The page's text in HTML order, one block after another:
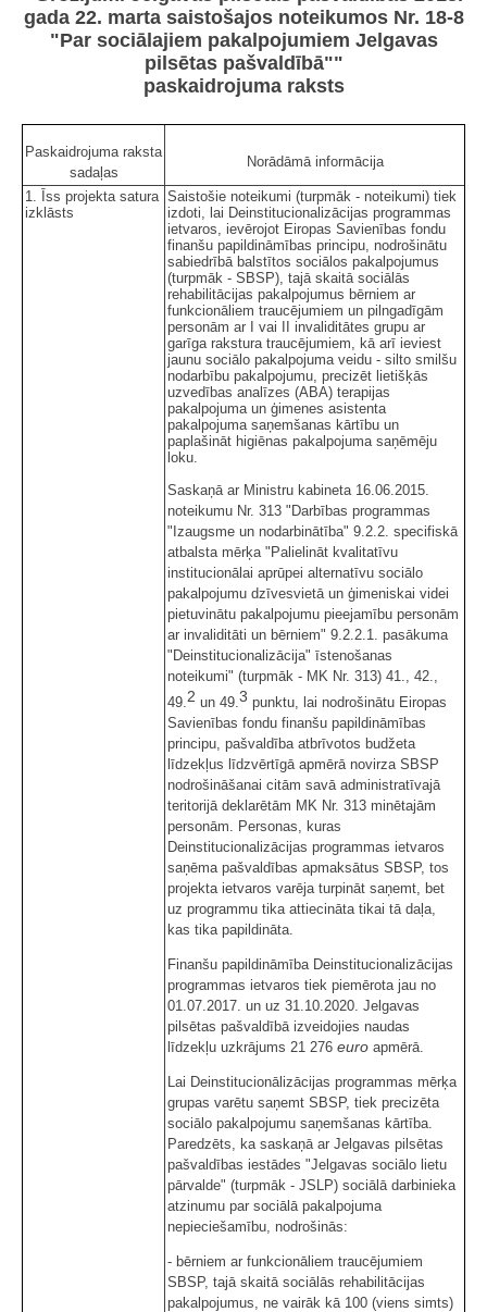
gada 22. marta saistošajos noteikumos Nr. 18-8
"Par sociālajiem pakalpojumiem Jelgavas
pilsētas pašvaldībā""
paskaidrojuma raksts
Paskaidrojuma raksta
sadaļas
Norādāmā informācija
1. Īss projekta satura
izklāsts
Saistošie noteikumi (turpmāk - noteikumi) tiek
izdoti, lai Deinstitucionalizācijas programmas
ietvaros, ievērojot Eiropas Savienības fondu
finanšu papildināmības principu, nodrošinātu
sabiedrībā balstītos sociālos pakalpojumus
(turpmāk - SBSP), tajā skaitā sociālās
rehabilitācijas pakalpojumus bērniem ar
funkcionāliem traucējumiem un pilngadīgām
personām ar I vai II invaliditātes grupu ar
garīga rakstura traucējumiem, kā arī ieviest
jaunu sociālo pakalpojuma veidu - silto smilšu
nodarbību pakalpojumu, precizēt lietišķās
uzvedības analīzes (ABA) terapijas
pakalpojuma un ģimenes asistenta
pakalpojuma saņemšanas kārtību un
paplašināt higiēnas pakalpojuma saņēmēju
loku.
Saskaņā ar Ministru kabineta 16.06.2015.
noteikumu Nr. 313 "Darbības programmas
"Izaugsme un nodarbinātība" 9.2.2. specifiskā
atbalsta mērķa "Palielināt kvalitatīvu
institucionālai aprūpei alternatīvu sociālo
pakalpojumu dzīvesvietā un ģimeniskai videi
pietuvinātu pakalpojumu pieejamību personām
ar invaliditāti un bērniem" 9.2.2.1. pasākuma
"Deinstitucionalizācija" īstenošanas
noteikumi" (turpmāk - MK Nr. 313) 41., 42.,
49.2 un 49.3 punktu, lai nodrošinātu Eiropas
Savienības fondu finanšu papildināmības
principu, pašvaldība atbrīvotos budžeta
līdzekļus līdzvērtīgā apmērā novirza SBSP
nodrošināšanai citām savā administratīvajā
teritorijā deklarētām MK Nr. 313 minētajām
personām. Personas, kuras
Deinstitucionalizācijas programmas ietvaros
saņēma pašvaldības apmaksātus SBSP, tos
projekta ietvaros varēja turpināt saņemt, bet
uz programmu tika attiecināta tikai tā daļa,
kas tika papildināta.
Finanšu papildināmība Deinstitucionalizācijas
programmas ietvaros tiek piemērota jau no
01.07.2017. un uz 31.10.2020. Jelgavas
pilsētas pašvaldībā izveidojies naudas
līdzekļu uzkrājums 21 276 euro apmērā.
Lai Deinstitucionālizācijas programmas mērķa
grupas varētu saņemt SBSP, tiek precizēta
sociālo pakalpojumu saņemšanas kārtība.
Paredzēts, ka saskaņā ar Jelgavas pilsētas
pašvaldības iestādes "Jelgavas sociālo lietu
pārvalde" (turpmāk - JSLP) sociālā darbinieka
atzinumu par sociālā pakalpojuma
nepieciešamību, nodrošinās:
- bērniem ar funkcionāliem traucējumiem
SBSP, tajā skaitā sociālās rehabilitācijas
pakalpojumus, ne vairāk kā 100 (viens simts)